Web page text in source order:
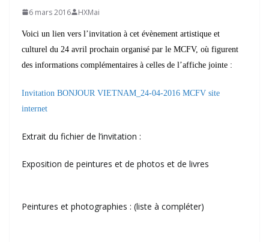
6 mars 2016 HXMai
Voici un lien vers l’invitation à cet évènement artistique et
culturel du 24 avril prochain organisé par le MCFV, où figurent
des informations complémentaires à celles de l’affiche jointe :
Invitation BONJOUR VIETNAM_24-04-2016 MCFV site
internet
Extrait du fichier de l’invitation :
Exposition de peintures et de photos et de livres
Peintures et photographies : (liste à compléter)